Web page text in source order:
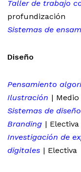
Taller de trabajo
profundización
Sistemas de
Diseño
Pensamiento
Ilustración | Medio
Sistemas de
Branding | Electiva
Investigación de
digitales | Electiva